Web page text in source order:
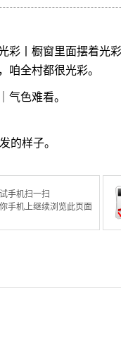
彩丨橱窗里面摆着光
全村都很光彩。
气色难看。
的样子。
手机扫一扫
手机上继续浏览此页面